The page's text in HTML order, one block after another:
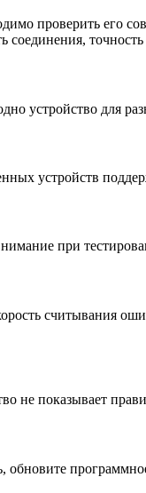
проверить его
соединения,
устройство для
устройств
при
считывания
не показывает
обновите